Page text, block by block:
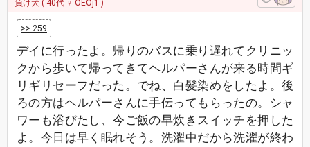
負け犬 ( 40代 ♀ OEOj1 )
>> 259
デイに行ったよ。帰りのバスに乗り遅れてクリニッ
クから歩いて帰ってきてヘルパーさんが来る時間ギ
リギリセーフだった。でね、白髪染めをしたよ。後
ろの方はヘルパーさんに手伝ってもらったの。シャ
ワーも浴びたし、今ご飯の早炊きスイッチを押した
よ。今日は早く眠れそう。洗濯中だから洗濯が終わ